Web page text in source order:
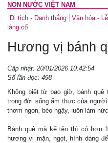
NON NƯỚC VIỆT NAM
Di tích - Danh thắng
Văn hóa -
làng cổ
Hương vị bánh
Cập nhật: 20/01/2026 10:42:54
Số lần đọc: 498
Không biết từ bao giờ, bánh quê
trong đời sống ẩm thực của người
thơm ngon, béo ngậy, luôn làm
Bánh quê mà kể tên thì có hơn
hương vị mặn, ngọt, hình dáng